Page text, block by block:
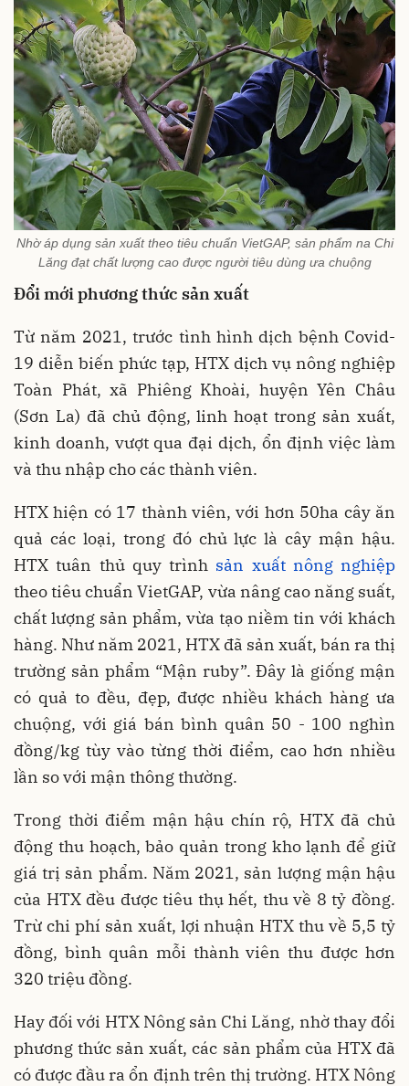
Nhờ áp dụng sản xuất theo tiêu chuẩn VietGAP, sản phẩm na Chi
Lăng đạt chất lượng cao được người tiêu dùng ưa chuộng
Đổi mới phương thức sản xuất
Từ năm 2021, trước tình hình dịch bệnh Covid-
19 diễn biến phức tạp, HTX dịch vụ nông nghiệp
Toàn Phát, xã Phiêng Khoài, huyện Yên Châu
(Sơn La) đã chủ động, linh hoạt trong sản xuất,
kinh doanh, vượt qua đại dịch, ổn định việc làm
và thu nhập cho các thành viên.
HTX hiện có 17 thành viên, với hơn 50ha cây ăn
quả các loại, trong đó chủ lực là cây mận hậu.
HTX tuân thủ quy trình sản xuất nông nghiệp
theo tiêu chuẩn VietGAP, vừa nâng cao năng suất,
chất lượng sản phẩm, vừa tạo niềm tin với khách
hàng. Như năm 2021, HTX đã sản xuất, bán ra thị
trường sản phẩm “Mận ruby”. Đây là giống mận
có quả to đều, đẹp, được nhiều khách hàng ưa
chuộng, với giá bán bình quân 50 - 100 nghìn
đồng/kg tùy vào từng thời điểm, cao hơn nhiều
lần so với mận thông thường.
Trong thời điểm mận hậu chín rộ, HTX đã chủ
động thu hoạch, bảo quản trong kho lạnh để giữ
giá trị sản phẩm. Năm 2021, sản lượng mận hậu
của HTX đều được tiêu thụ hết, thu về 8 tỷ đồng.
Trừ chi phí sản xuất, lợi nhuận HTX thu về 5,5 tỷ
đồng, bình quân mỗi thành viên thu được hơn
320 triệu đồng.
Hay đối với HTX Nông sản Chi Lăng, nhờ thay đổi
phương thức sản xuất, các sản phẩm của HTX đã
có được đầu ra ổn định trên thị trường. HTX Nông